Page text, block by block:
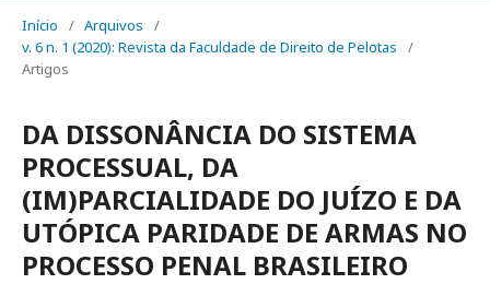
Início / Arquivos
/
v. 6 n. 1 (2020): Revista da Faculdade de Direito de Pelotas
/
Artigos
DA DISSONÂNCIA DO SISTEMA
PROCESSUAL, DA
(IM)PARCIALIDADE DO JUÍZO E DA
UTÓPICA PARIDADE DE ARMAS NO
PROCESSO PENAL BRASILEIRO